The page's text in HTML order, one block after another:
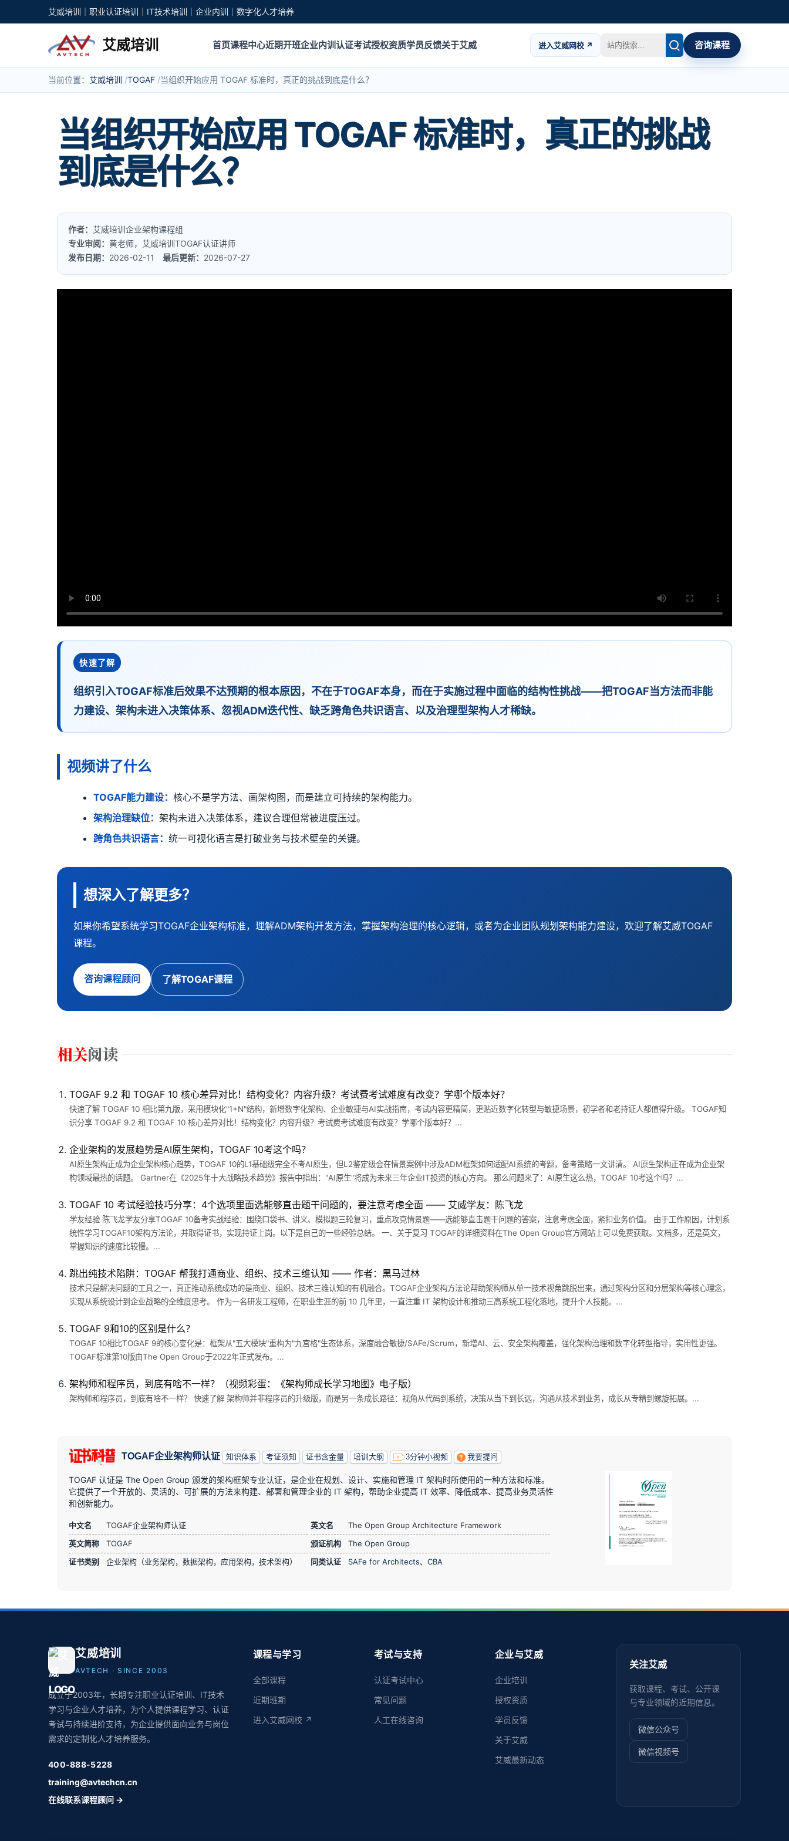
艾威培训｜职业认证培训｜IT技术培训｜企业内训｜数字化人才培养
艾威培训 首页课程中心近期开班企业内训认证考试授权资质学员反馈关于艾威 进入艾威网校 ↗ 咨询课程
当前位置： 艾威培训 TOGAF 当组织开始应用 TOGAF 标准时，真正的挑战到底是什么？
当组织开始应用 TOGAF 标准时，真正的挑战
到底是什么？
作者： 艾威培训企业架构课程组
专业审阅：黄老师，艾威培训TOGAF认证讲师
发布日期： 2026-02-11最后更新： 2026-07-27
快速了解
组织引入TOGAF标准后效果不达预期的根本原因，不在于TOGAF本身，而在于实施过程中面临的结构性挑战——把TOGAF当方法而非能
力建设、架构未进入决策体系、忽视ADM迭代性、缺乏跨角色共识语言、以及治理型架构人才稀缺。
视频讲了什么
TOGAF能力建设：核心不是学方法、画架构图，而是建立可持续的架构能力。
架构治理缺位：架构未进入决策体系，建议合理但常被进度压过。
跨角色共识语言：统一可视化语言是打破业务与技术壁垒的关键。
想深入了解更多？
如果你希望系统学习TOGAF企业架构标准，理解ADM架构开发方法，掌握架构治理的核心逻辑，或者为企业团队规划架构能力建设，欢迎了解艾威TOGAF
课程。
咨询课程顾问 了解TOGAF课程
TOGAF 9.2 和 TOGAF 10 核心差异对比！结构变化？内容升级？考试费考试难度有改变？学哪个版本好？
快速了解 TOGAF 10 相比第九版，采用模块化"1+N"结构，新增数字化架构、企业敏捷与AI实战指南，考试内容更精简，更贴近数字化转型与敏捷场景，初学者和老持证人都值得升级。 TOGAF知
识分享 TOGAF 9.2 和 TOGAF 10 核心差异对比！结构变化？内容升级？考试费考试难度有改变？学哪个版本好？...
企业架构的发展趋势是AI原生架构，TOGAF 10考这个吗？
AI原生架构正成为企业架构核心趋势，TOGAF 10的L1基础级完全不考AI原生，但L2鉴定级会在情景案例中涉及ADM框架如何适配AI系统的考题，备考策略一文讲清。 AI原生架构正在成为企业架
构领域最热的话题。 Gartner在《2025年十大战略技术趋势》报告中指出："AI原生"将成为未来三年企业IT投资的核心方向。 那么问题来了：AI原生这么热，TOGAF 10考这个吗？...
TOGAF 10 考试经验技巧分享：4个选项里面选能够直击题干问题的，要注意考虑全面 —— 艾威学友：陈飞龙
学友经验 陈飞龙学友分享TOGAF 10备考实战经验：围绕口袋书、讲义、模拟题三轮复习，重点攻克情景题——选能够直击题干问题的答案，注意考虑全面，紧扣业务价值。 由于工作原因，计划系
统性学习TOGAF10架构方法论，并取得证书，实现持证上岗。以下是自己的一些经验总结。 一、关于复习 TOGAF的详细资料在The Open Group官方网站上可以免费获取。文档多，还是英文，
掌握知识的速度比较慢。...
跳出纯技术陷阱：TOGAF 帮我打通商业、组织、技术三维认知 —— 作者：黑马过林
技术只是解决问题的工具之一，真正推动系统成功的是商业、组织、技术三维认知的有机融合。TOGAF企业架构方法论帮助架构师从单一技术视角跳脱出来，通过架构分区和分层架构等核心理念，
实现从系统设计到企业战略的全维度思考。 作为一名研发工程师，在职业生涯的前 10 几年里，一直注重 IT 架构设计和推动三高系统工程化落地，提升个人技能。...
TOGAF 9和10的区别是什么？
TOGAF 10相比TOGAF 9的核心变化是：框架从"五大模块"重构为"九宫格"生态体系，深度融合敏捷/SAFe/Scrum，新增AI、云、安全架构覆盖，强化架构治理和数字化转型指导，实用性更强。
TOGAF标准第10版由The Open Group于2022年正式发布。...
架构师和程序员，到底有啥不一样？（视频彩蛋：《架构师成长学习地图》电子版）
架构师和程序员，到底有啥不一样？ 快速了解 架构师并非程序员的升级版，而是另一条成长路径：视角从代码到系统，决策从当下到长远，沟通从技术到业务，成长从专精到螺旋拓展。...
TOGAF企业架构师认证 知识体系 考证须知 证书含金量 培训大纲 3分钟小视频 我要提问
TOGAF 认证是 The Open Group 颁发的架构框架专业认证，是企业在规划、设计、实施和管理 IT 架构时所使用的一种方法和标准。
它提供了一个开放的、灵活的、可扩展的方法来构建、部署和管理企业的 IT 架构，帮助企业提高 IT 效率、降低成本、提高业务灵活性
和创新能力。
中文名 TOGAF企业架构师认证 英文名
The Open Group Architecture Framework
英文简称
TOGAF 颁证机构
The Open Group
证书类别
企业架构（业务架构，数据架构，应用架构，技术架构） 同类认证 SAFe for Architects、CBA
艾威培训
AVTECH · SINCE 2003
成立于2003年，长期专注职业认证培训、IT技术
学习与企业人才培养，为个人提供课程学习、认证
考试与持续进阶支持，为企业提供面向业务与岗位
需求的定制化人才培养服务。
400-888-5228
training@avtechcn.cn
在线联系课程顾问 →
课程与学习
全部课程
近期班期
进入艾威网校 ↗
考试与支持
认证考试中心
常见问题
人工在线咨询
企业与艾威
企业培训
授权资质
学员反馈
关于艾威
艾威最新动态
关注艾威
获取课程、考试、公开课
与专业领域的近期信息。
微信公众号
微信视频号